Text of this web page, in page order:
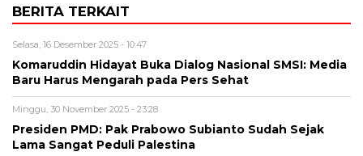
BERITA TERKAIT
Selasa, 16 Desember 2025 - 10:47
Komaruddin Hidayat Buka Dialog Nasional SMSI: Media
Baru Harus Mengarah pada Pers Sehat
Minggu, 30 November 2025 - 23:28
Presiden PMD: Pak Prabowo Subianto Sudah Sejak
Lama Sangat Peduli Palestina